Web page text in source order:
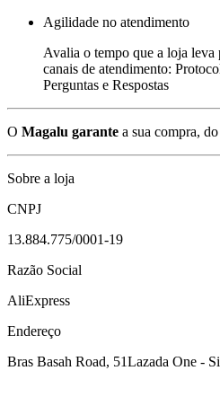
Agilidade no atendimento
Avalia o tempo que a loja leva
canais de atendimento:
Perguntas e Respostas
O Magalu garante a sua compra,
Sobre a loja
CNPJ
13.884.775/0001-19
Razão Social
AliExpress
Endereço
Bras Basah Road, 51Lazada One -